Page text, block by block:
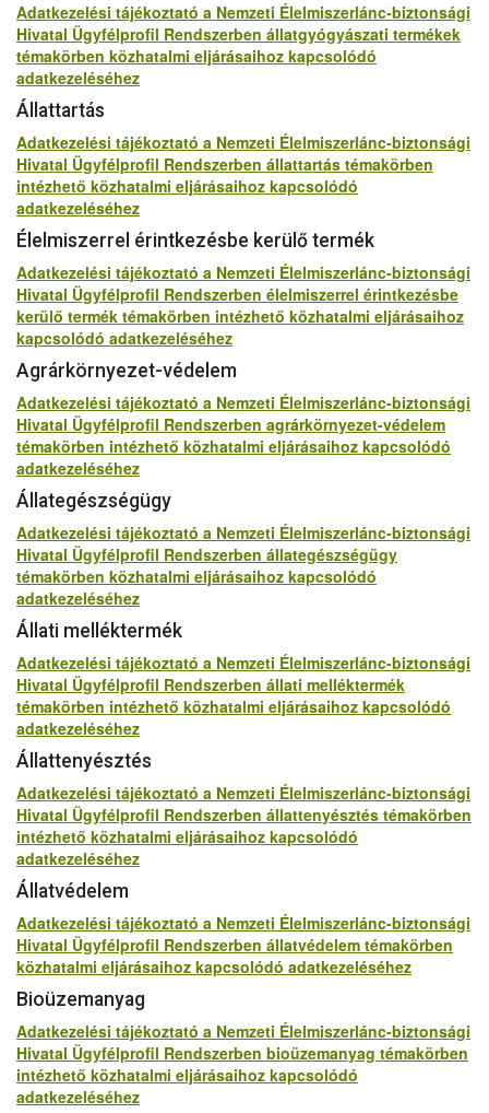
Adatkezelési tájékoztató a Nemzeti Élelmiszerlánc-biztonsági
Hivatal Ügyfélprofil Rendszerben állatgyógyászati termékek
témakörben közhatalmi eljárásaihoz kapcsolódó
adatkezeléséhez
Állattartás
Adatkezelési tájékoztató a Nemzeti Élelmiszerlánc-biztonsági
Hivatal Ügyfélprofil Rendszerben állattartás témakörben
intézhető közhatalmi eljárásaihoz kapcsolódó
adatkezeléséhez
Élelmiszerrel érintkezésbe kerülő termék
Adatkezelési tájékoztató a Nemzeti Élelmiszerlánc-biztonsági
Hivatal Ügyfélprofil Rendszerben élelmiszerrel érintkezésbe
kerülő termék témakörben intézhető közhatalmi eljárásaihoz
kapcsolódó adatkezeléséhez
Agrárkörnyezet-védelem
Adatkezelési tájékoztató a Nemzeti Élelmiszerlánc-biztonsági
Hivatal Ügyfélprofil Rendszerben agrárkörnyezet-védelem
témakörben intézhető közhatalmi eljárásaihoz kapcsolódó
adatkezeléséhez
Állategészségügy
Adatkezelési tájékoztató a Nemzeti Élelmiszerlánc-biztonsági
Hivatal Ügyfélprofil Rendszerben állategészségügy
témakörben közhatalmi eljárásaihoz kapcsolódó
adatkezeléséhez
Állati melléktermék
Adatkezelési tájékoztató a Nemzeti Élelmiszerlánc-biztonsági
Hivatal Ügyfélprofil Rendszerben állati melléktermék
témakörben intézhető közhatalmi eljárásaihoz kapcsolódó
adatkezeléséhez
Állattenyésztés
Adatkezelési tájékoztató a Nemzeti Élelmiszerlánc-biztonsági
Hivatal Ügyfélprofil Rendszerben állattenyésztés témakörben
intézhető közhatalmi eljárásaihoz kapcsolódó
adatkezeléséhez
Állatvédelem
Adatkezelési tájékoztató a Nemzeti Élelmiszerlánc-biztonsági
Hivatal Ügyfélprofil Rendszerben állatvédelem témakörben
közhatalmi eljárásaihoz kapcsolódó adatkezeléséhez
Bioüzemanyag
Adatkezelési tájékoztató a Nemzeti Élelmiszerlánc-biztonsági
Hivatal Ügyfélprofil Rendszerben bioüzemanyag témakörben
intézhető közhatalmi eljárásaihoz kapcsolódó
adatkezeléséhez